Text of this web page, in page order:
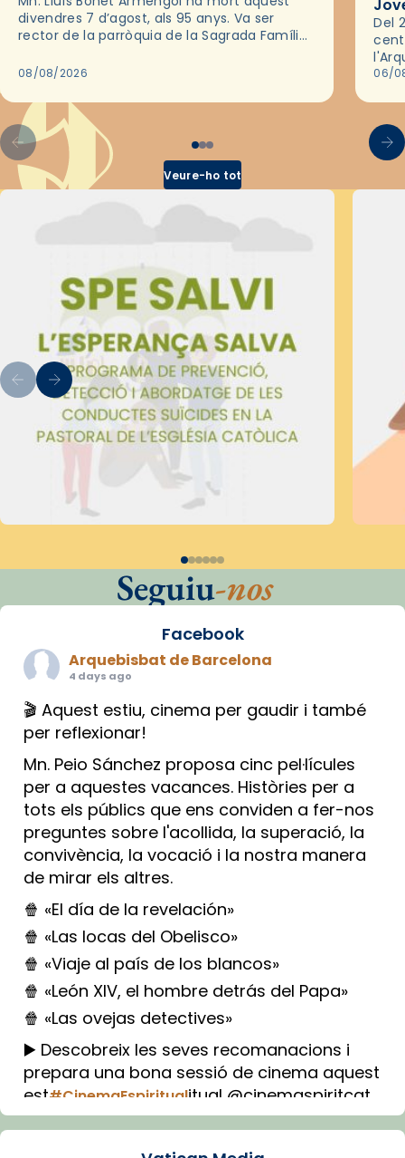
divendres 7 d’agost, als 95 anys. Va ser
rector de la parròquia de la Sagrada Família
2018,…
08/08/2026
Del
les
06/
Veure-ho tot
Seguiu-nos
Facebook
Arquebisbat de Barcelona
4 days ago
🎬 Aquest estiu, cinema per gaudir i també
per reflexionar!
Mn. Peio Sánchez proposa cinc pel·lícules
per a aquestes vacances. Històries per a
tots els públics que ens conviden a fer-nos
preguntes sobre l'acollida, la superació, la
convivència, la vocació i la nostra manera
de mirar els altres.
🍿 «El día de la revelación»
🍿 «Las locas del Obelisco»
🍿 «Viaje al país de los blancos»
🍿 «León XIV, el hombre detrás del Papa»
🍿 «Las ovejas detectives»
▶️ Descobreix les seves recomanacions i
prepara una bona sessió de cinema aquest
est#CinemaEspiritualitual @cinemaspiritcat
Imatge: Generada amb IA (OpenAI)